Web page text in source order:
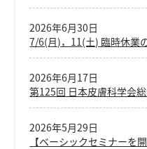
7/6(月)，11(土) 臨時休業
2026年6月30日
第125回 日本皮膚科学会
2026年6月17日
【ベーシックセミナーを
2026年5月29日